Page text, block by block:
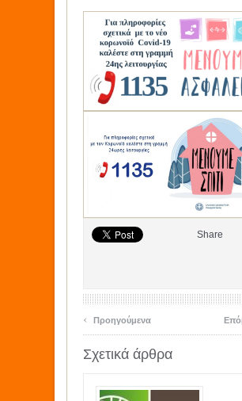
Share
‹ Προηγούμενα
Σχετικά άρθρα